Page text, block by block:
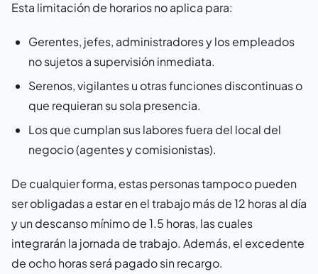
Esta limitación de horarios no aplica para:
Gerentes, jefes, administradores y los empleados
no sujetos a supervisión inmediata.
Serenos, vigilantes u otras funciones discontinuas o
que requieran su sola presencia.
Los que cumplan sus labores fuera del local del
negocio (agentes y comisionistas).
De cualquier forma, estas personas tampoco pueden
ser obligadas a estar en el trabajo más de 12 horas al día
y un descanso mínimo de 1.5 horas, las cuales
integrarán la jornada de trabajo. Además, el excedente
de ocho horas será pagado sin recargo.